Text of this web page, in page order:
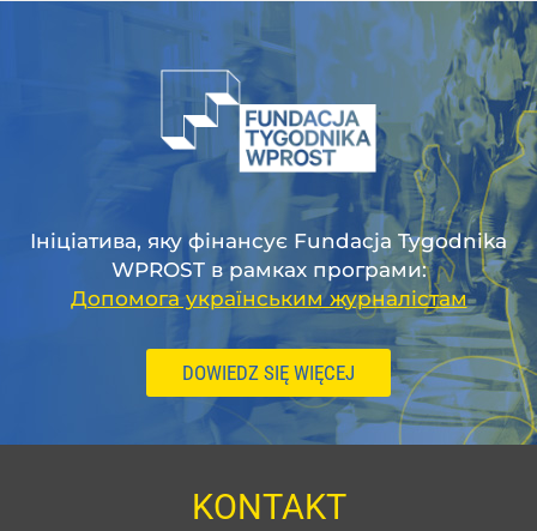
Ініціатива, яку фінансує Fundacja Tygodnika
WPROST в рамках програми:
Допомога українським журналістам
DOWIEDZ SIĘ WIĘCEJ
KONTAKT